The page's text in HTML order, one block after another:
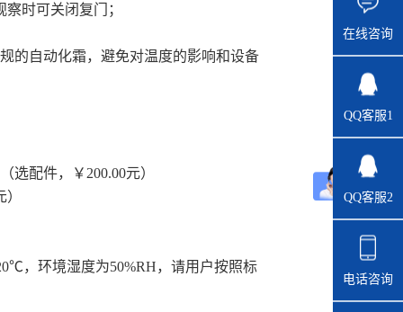
时可关闭复门；
的自动化霜，避免对温度的影响和设备
配件，￥200.00元）
，环境湿度为50%RH，请用户按照标
在线咨询
QQ客服1
QQ客服2
电话咨询